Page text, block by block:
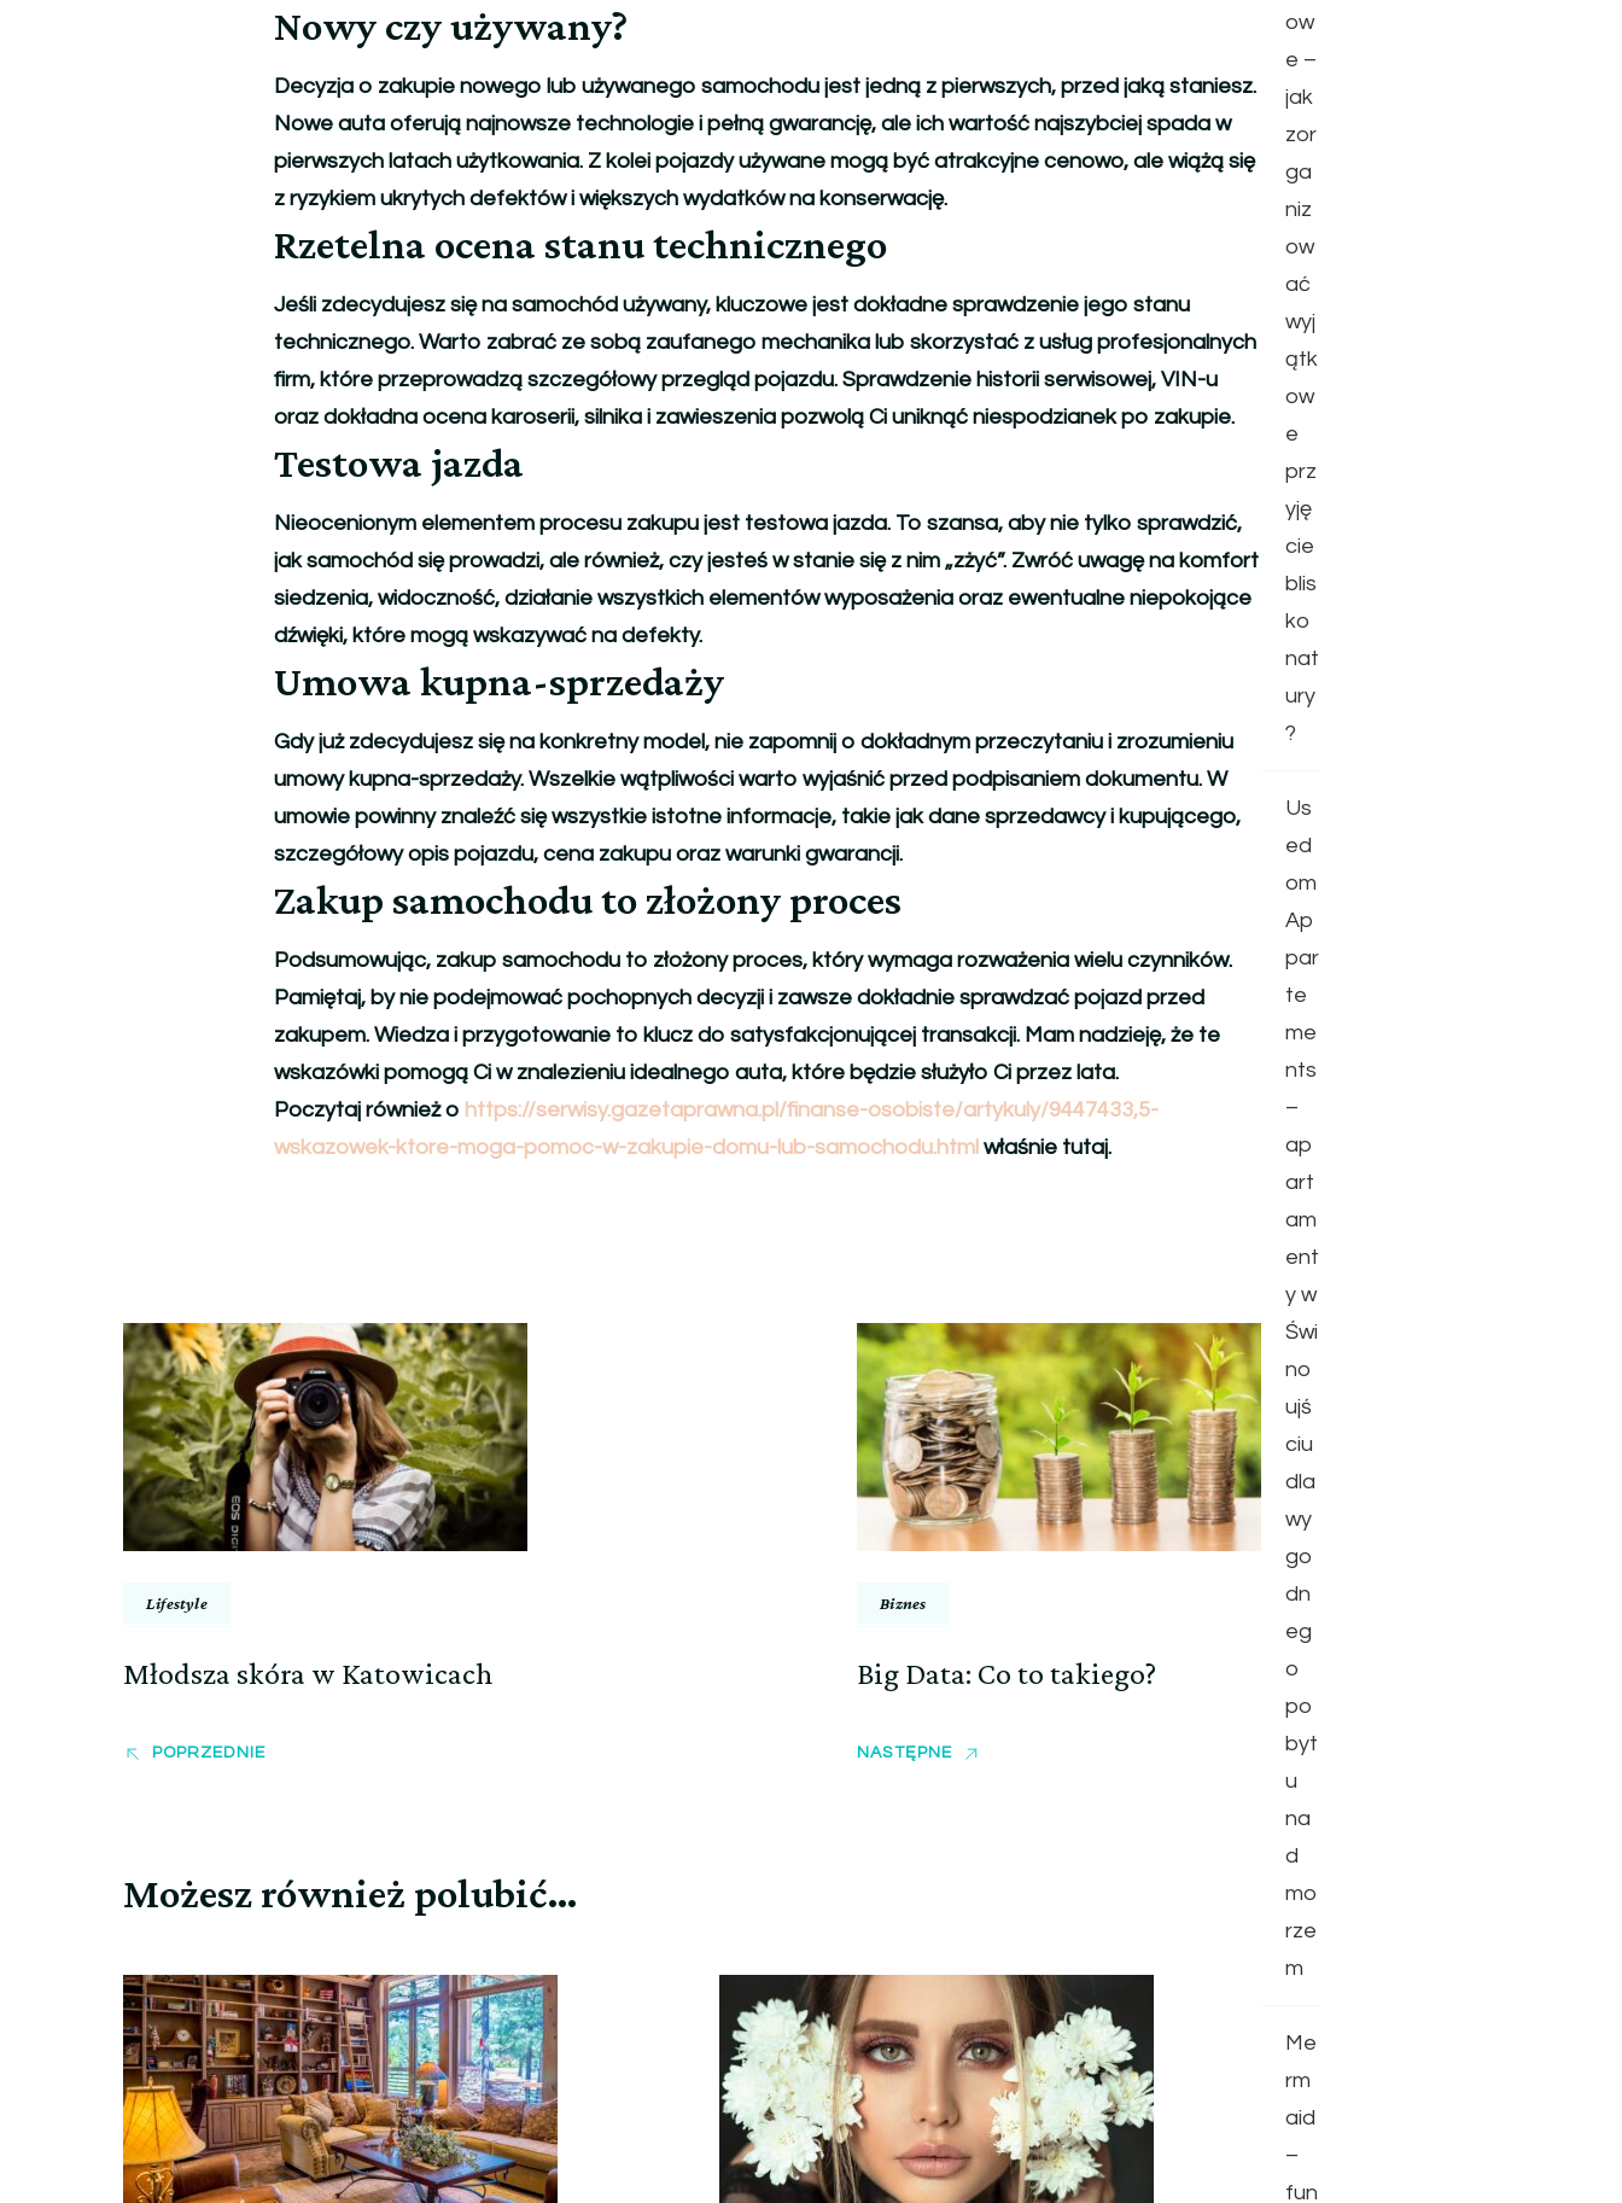
Nowy czy używany?
Decyzja o zakupie nowego lub używanego samochodu jest jedną z pierwszych, przed jaką staniesz.
Nowe auta oferują najnowsze technologie i pełną gwarancję, ale ich wartość najszybciej spada w
pierwszych latach użytkowania. Z kolei pojazdy używane mogą być atrakcyjne cenowo, ale wiążą się
z ryzykiem ukrytych defektów i większych wydatków na konserwację.
Rzetelna ocena stanu technicznego
Jeśli zdecydujesz się na samochód używany, kluczowe jest dokładne sprawdzenie jego stanu
technicznego. Warto zabrać ze sobą zaufanego mechanika lub skorzystać z usług profesjonalnych
firm, które przeprowadzą szczegółowy przegląd pojazdu. Sprawdzenie historii serwisowej, VIN-u
oraz dokładna ocena karoserii, silnika i zawieszenia pozwolą Ci uniknąć niespodzianek po zakupie.
Testowa jazda
Nieocenionym elementem procesu zakupu jest testowa jazda. To szansa, aby nie tylko sprawdzić,
jak samochód się prowadzi, ale również, czy jesteś w stanie się z nim „zżyć”. Zwróć uwagę na komfort
siedzenia, widoczność, działanie wszystkich elementów wyposażenia oraz ewentualne niepokojące
dźwięki, które mogą wskazywać na defekty.
Umowa kupna-sprzedaży
Gdy już zdecydujesz się na konkretny model, nie zapomnij o dokładnym przeczytaniu i zrozumieniu
umowy kupna-sprzedaży. Wszelkie wątpliwości warto wyjaśnić przed podpisaniem dokumentu. W
umowie powinny znaleźć się wszystkie istotne informacje, takie jak dane sprzedawcy i kupującego,
szczegółowy opis pojazdu, cena zakupu oraz warunki gwarancji.
Zakup samochodu to złożony proces
Podsumowując, zakup samochodu to złożony proces, który wymaga rozważenia wielu czynników.
Pamiętaj, by nie podejmować pochopnych decyzji i zawsze dokładnie sprawdzać pojazd przed
zakupem. Wiedza i przygotowanie to klucz do satysfakcjonującej transakcji. Mam nadzieję, że te
wskazówki pomogą Ci w znalezieniu idealnego auta, które będzie służyło Ci przez lata.
Poczytaj również o https://serwisy.gazetaprawna.pl/finanse-osobiste/artykuly/9447433,5-
wskazowek-ktore-moga-pomoc-w-zakupie-domu-lub-samochodu.html właśnie tutaj.
Nawigacja
wpisu
Lifestyle
Młodsza skóra w Katowicach
POPRZEDNIE
Biznes
Big Data: Co to takiego?
NASTĘPNE
Możesz również polubić…
ow
e –
jak
zor
ga
niz
ow
ać
wyj
ątk
ow
e
prz
yję
cie
blis
ko
nat
ury
?
Us
ed
om
Ap
par
te
me
nts
–
ap
art
am
ent
y w
Świ
no
ujś
ciu
dla
wy
go
dn
eg
o
po
byt
u
na
d
mo
rze
m
Me
rm
aid
–
fun